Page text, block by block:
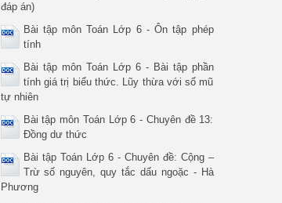
đáp án)
Bài tập môn Toán Lớp 6 - Ôn tập phép
tính
Bài tập môn Toán Lớp 6 - Bài tập phần
tính giá trị biểu thức. Lũy thừa với số mũ
tự nhiên
Bài tập môn Toán Lớp 6 - Chuyên đề 13:
Đồng dư thức
Bài tập Toán Lớp 6 - Chuyên đề: Cộng –
Trừ số nguyên, quy tắc dấu ngoặc - Hà
Phương